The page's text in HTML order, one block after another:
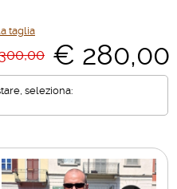
taglia
€ 280,00
seleziona: